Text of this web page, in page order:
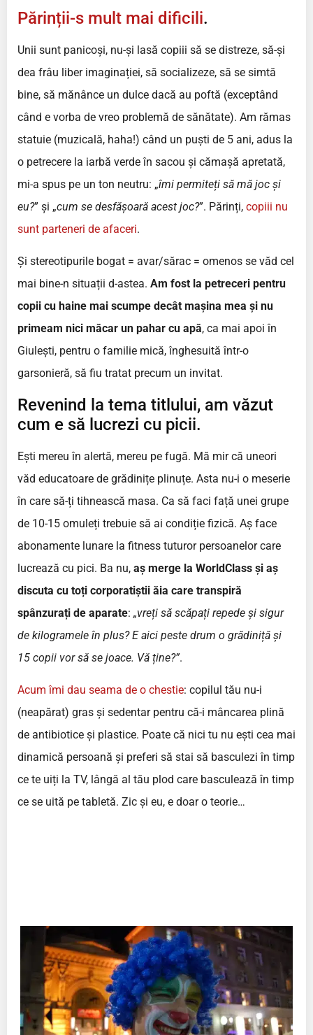
Părinții-s mult mai dificili.
Unii sunt panicoși, nu-și lasă copiii să se distreze, să-și
dea frâu liber imaginației, să socializeze, să se simtă
bine, să mănânce un dulce dacă au poftă (exceptând
când e vorba de vreo problemă de sănătate). Am rămas
statuie (muzicală, haha!) când un puști de 5 ani, adus la
o petrecere la iarbă verde în sacou și cămașă apretată,
mi-a spus pe un ton neutru: „îmi permiteți să mă joc și
eu?” și „cum se desfășoară acest joc?”. Părinți, copiii nu
sunt parteneri de afaceri.
Și stereotipurile bogat = avar/sărac = omenos se văd cel
mai bine-n situații d-astea. Am fost la petreceri pentru
copii cu haine mai scumpe decât mașina mea și nu
primeam nici măcar un pahar cu apă, ca mai apoi în
Giulești, pentru o familie mică, înghesuită într-o
garsonieră, să fiu tratat precum un invitat.
Revenind la tema titlului, am văzut
cum e să lucrezi cu picii.
Ești mereu în alertă, mereu pe fugă. Mă mir că uneori
văd educatoare de grădinițe plinuțe. Asta nu-i o meserie
în care să-ți tihnească masa. Ca să faci față unei grupe
de 10-15 omuleți trebuie să ai condiție fizică. Aș face
abonamente lunare la fitness tuturor persoanelor care
lucrează cu pici. Ba nu, aș merge la WorldClass și aș
discuta cu toți corporatiștii ăia care transpiră
spânzurați de aparate: „vreți să scăpați repede și sigur
de kilogramele în plus? E aici peste drum o grădiniță și
15 copii vor să se joace. Vă ține?”.
Acum îmi dau seama de o chestie: copilul tău nu-i
(neapărat) gras și sedentar pentru că-i mâncarea plină
de antibiotice și plastice. Poate că nici tu nu ești cea mai
dinamică persoană și preferi să stai să basculezi în timp
ce te uiți la TV, lângă al tău plod care basculează în timp
ce se uită pe tabletă. Zic și eu, e doar o teorie…